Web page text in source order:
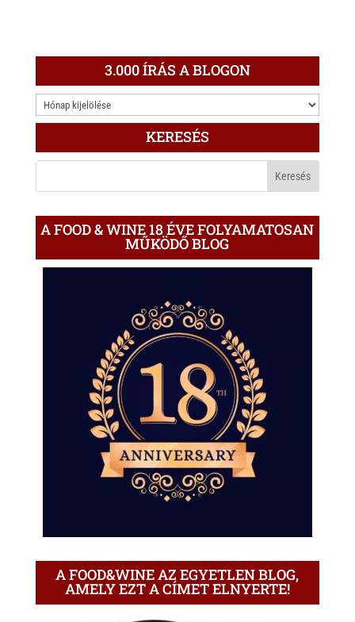
3.000 ÍRÁS A BLOGON
3.000
ÍRÁS
KERESÉS
A FOOD & WINE 18 ÉVE FOLYAMATOSAN
MŰKÖDŐ BLOG
A FOOD&WINE AZ EGYETLEN BLOG,
AMELY EZT A CÍMET ELNYERTE!